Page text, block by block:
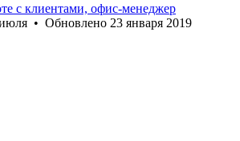
с клиентами, офис-менеджер
• Обновлено 23 января 2019